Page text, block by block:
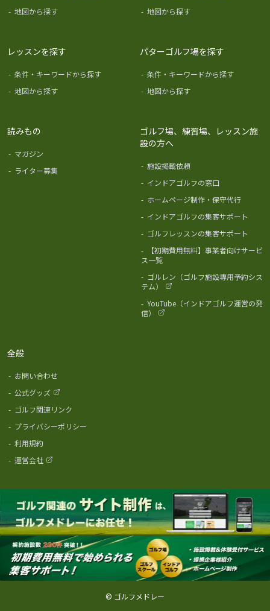
- 地図から探す
- 地図から探す
レッスンを探す
- 条件・キーワードから探す
- 地図から探す
パターゴルフ場を探す
- 条件・キーワードから探す
- 地図から探す
読みもの
- マガジン
- ライター募集
ゴルフ場、練習場、レッスン施
設の方へ
- 施設掲載依頼
- インドアゴルフの窓口
- ホームページ制作・保守代行
- インドアゴルフの集客サポート
- ゴルフレッスンの集客サポート
-
【初期費用無料】事業者向けサービ
ス一覧
- ゴルレン（ゴルフ施設専用予約シス
テム）
- YouTube（インドアゴルフ運営の発
信）
全般
- お問い合わせ
- 公式グッズ
- ゴルフ関連リンク
- プライバシーポリシー
- 利用規約
- 運営会社
© ゴルフメドレー